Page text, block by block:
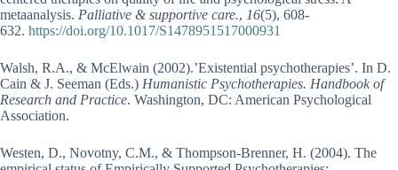
metaanalysis. Palliative & supportive care., 16(5), 608-
632. https://doi.org/10.1017/S1478951517000931
Walsh, R.A., & McElwain (2002).’Existential psychotherapies’. In D.
Cain & J. Seeman (Eds.) Humanistic Psychotherapies. Handbook of
Research and Practice. Washington, DC: American Psychological
Association.
Westen, D., Novotny, C.M., & Thompson-Brenner, H. (2004). The